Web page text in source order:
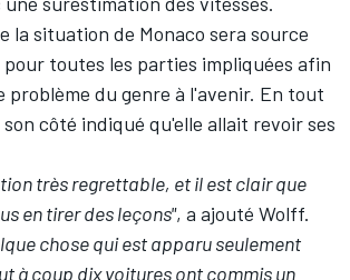
la situation de Monaco sera source
toutes les parties impliquées afin
du genre à l'avenir. En tout
son côté indiqué qu'elle allait revoir ses
très regrettable, et il est clair que
en tirer des leçons", a ajouté Wolff.
chose qui est apparu seulement
à coup dix voitures ont commis un